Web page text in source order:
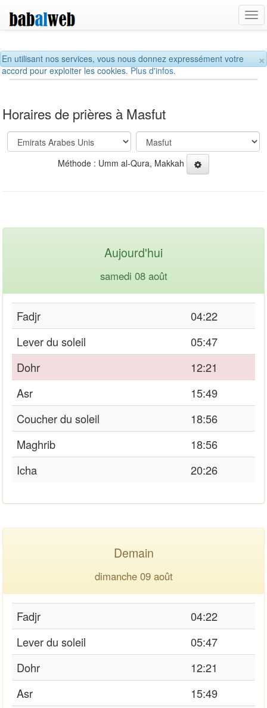
×
En utilisant nos services, vous nous donnez expressément votre
accord pour exploiter les cookies.Plus d'infos.
Horaires de prières à Masfut
Méthode : Umm al-Qura, Makkah
Aujourd'hui
samedi 08 août
Fadjr
04:22
Lever du soleil
05:47
Dohr
12:21
Asr
15:49
Coucher du soleil
18:56
Maghrib
18:56
Icha
20:26
Demain
dimanche 09 août
Fadjr
04:22
Lever du soleil
05:47
Dohr
12:21
Asr
15:49